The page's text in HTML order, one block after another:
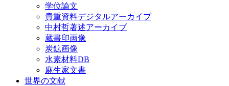
学位論文
貴重資料デジタルアーカイブ
中村哲著述アーカイブ
蔵書印画像
炭鉱画像
水素材料DB
麻生家文書
世界の文献